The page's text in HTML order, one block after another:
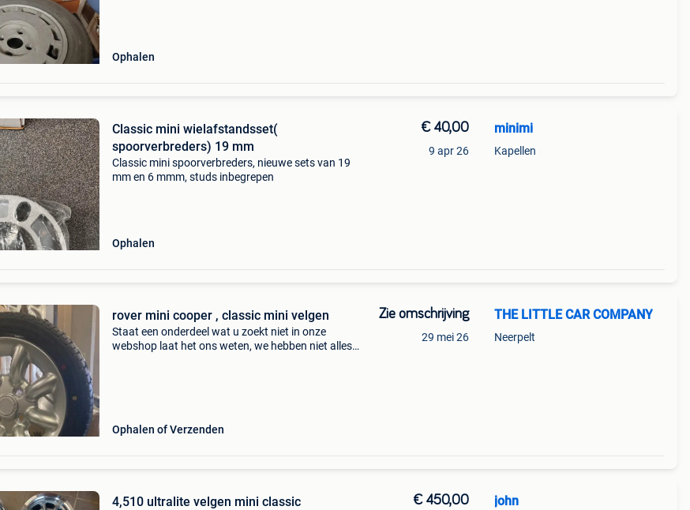
Ophalen
Classic mini wielafstandsset(
spoorverbreders) 19 mm
Classic mini spoorverbreders, nieuwe sets van 19
mm en 6 mmm, studs inbegrepen
Ophalen
€ 40,00
9 apr 26
minimi
Kapellen
rover mini cooper , classic mini velgen
Staat een onderdeel wat u zoekt niet in onze
webshop laat het ons weten, we hebben niet alles
Ophalen of Verzenden
Zie omschrijving
29 mei 26
THE LITTLE CAR COMPANY
Neerpelt
4,510 ultralite velgen mini classic € 450,00 john